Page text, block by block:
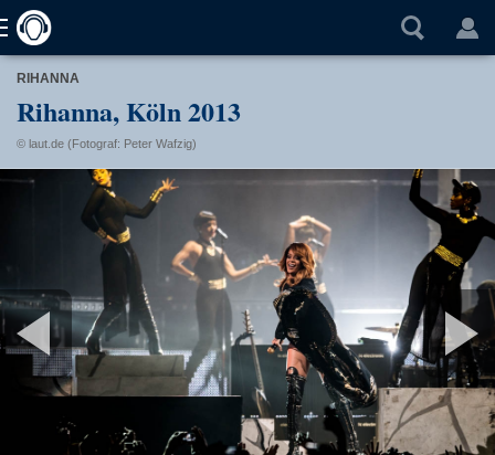
RIHANNA
Rihanna, Köln 2013
© laut.de (Fotograf: Peter Wafzig)